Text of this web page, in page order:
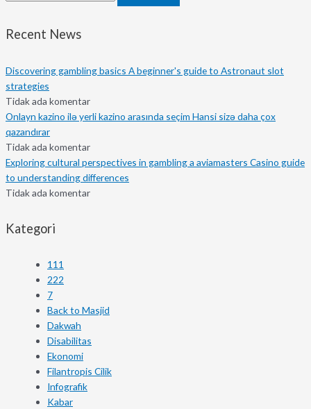
Recent News
Discovering gambling basics A beginner's guide to Astronaut slot
strategies
Tidak ada komentar
Onlayn kazino ilə yerli kazino arasında seçim Hansi sizə daha çox
qazandırar
Tidak ada komentar
Exploring cultural perspectives in gambling a aviamasters Casino guide
to understanding differences
Tidak ada komentar
Kategori
111
222
7
Back to Masjid
Dakwah
Disabilitas
Ekonomi
Filantropis Cilik
Infografik
Kabar